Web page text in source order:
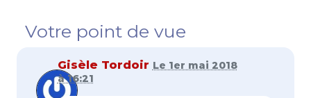
Votre point de vue
Gisèle Tordoir Le 1er mai 2018
à 16:21